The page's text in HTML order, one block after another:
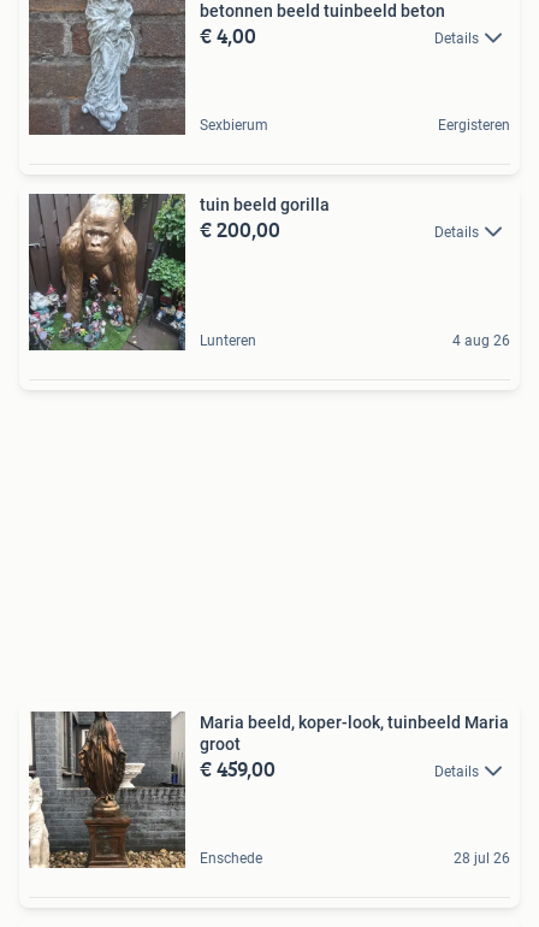
betonnen beeld tuinbeeld beton
€ 4,00 Details
Sexbierum Eergisteren
tuin beeld gorilla
€ 200,00 Details
Lunteren 4 aug 26
Maria beeld, koper-look, tuinbeeld Maria
groot
€ 459,00 Details
Enschede 28 jul 26